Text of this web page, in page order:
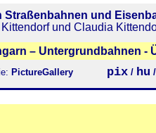
Straßenbahnen und
und Claudia
– Untergrundbahnen -
PictureGallery pix / hu